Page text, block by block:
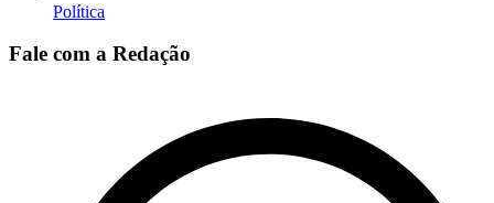
Política
Fale com a Redação